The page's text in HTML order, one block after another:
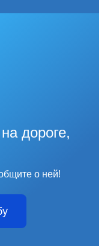
дороге,
о ней!